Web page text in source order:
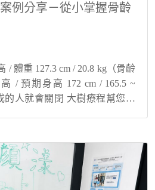
例分享－從小掌握骨齡
/ 體重 127.3 cm / 20.8 kg（骨齡
/ 預期身高 172 cm / 165.5 ~
的人就會關閉 大樹療程幫您與